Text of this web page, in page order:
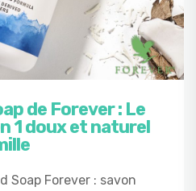
de Forever : Le
1 doux et naturel
Soap Forever : savon